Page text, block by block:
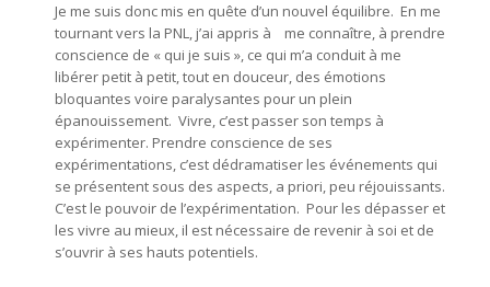
Je me suis donc mis en quête d’un nouvel équilibre. En me
tournant vers la PNL, j’ai appris à me connaître, à prendre
conscience de « qui je suis », ce qui m’a conduit à me
libérer petit à petit, tout en douceur, des émotions
bloquantes voire paralysantes pour un plein
épanouissement. Vivre, c’est passer son temps à
expérimenter. Prendre conscience de ses
expérimentations, c’est dédramatiser les événements qui
se présentent sous des aspects, a priori, peu réjouissants.
C’est le pouvoir de l’expérimentation. Pour les dépasser et
les vivre au mieux, il est nécessaire de revenir à soi et de
s’ouvrir à ses hauts potentiels.